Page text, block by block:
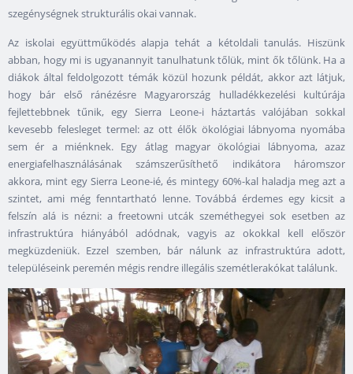
szegénységnek strukturális okai vannak.
Az iskolai együttműködés alapja tehát a kétoldali tanulás. Hiszünk
abban, hogy mi is ugyanannyit tanulhatunk tőlük, mint ők tőlünk. Ha a
diákok által feldolgozott témák közül hozunk példát, akkor azt látjuk,
hogy bár első ránézésre Magyarország hulladékkezelési kultúrája
fejlettebbnek tűnik, egy Sierra Leone-i háztartás valójában sokkal
kevesebb felesleget termel: az ott élők ökológiai lábnyoma nyomába
sem ér a miénknek. Egy átlag magyar ökológiai lábnyoma, azaz
energiafelhasználásának számszerűsíthető indikátora háromszor
akkora, mint egy Sierra Leone-ié, és mintegy 60%-kal haladja meg azt a
szintet, ami még fenntartható lenne. Továbbá érdemes egy kicsit a
felszín alá is nézni: a freetowni utcák szeméthegyei sok esetben az
infrastruktúra hiányából adódnak, vagyis az okokkal kell először
megküzdeniük. Ezzel szemben, bár nálunk az infrastruktúra adott,
településeink peremén mégis rendre illegális szemétlerakókat találunk.